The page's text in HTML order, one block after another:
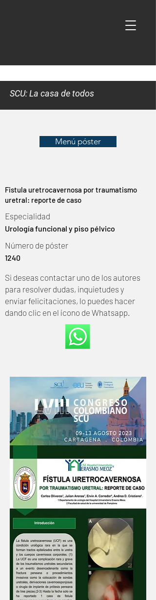
SCU: La casa de todos
Menú póster
Fistula uretrocavernosa por traumatismo
uretral: reporte de caso
Especialidad
Urología funcional y piso pélvico
Número de póster
1240
Si deseas contactar uno de los autores
para resolver dudas, inquietudes y
enviar felicitaciones, lo puedes hacer
dando clic en el ícono de Whatsapp.